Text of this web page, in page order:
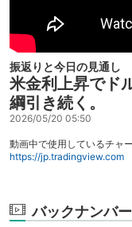
振返りと今日の見通し
米金利上昇でド
綱引き続く。
2026/05/20 05:50
動画中で使用しているチャ
https://jp.tradingview.com
バックナンバー